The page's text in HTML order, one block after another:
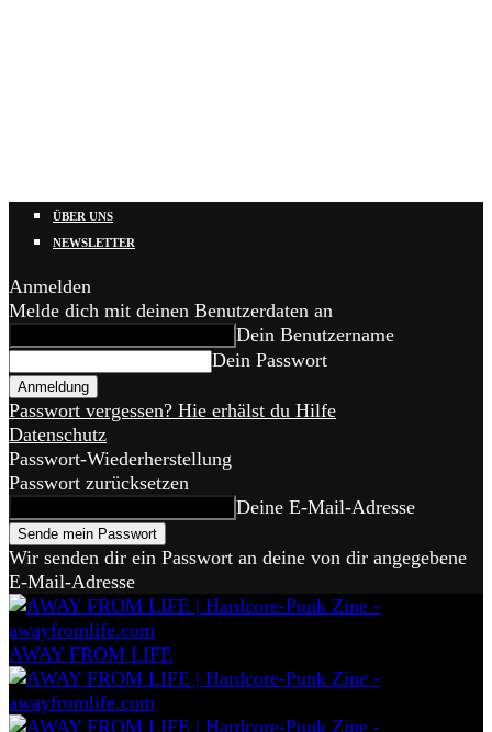
ÜBER UNS
NEWSLETTER
Anmelden
Melde dich mit deinen Benutzerdaten an
Dein Benutzername
Dein Passwort
Passwort vergessen? Hie erhälst du Hilfe
Datenschutz
Passwort-Wiederherstellung
Passwort zurücksetzen
Deine E-Mail-Adresse
Wir senden dir ein Passwort an deine von dir angegebene
E-Mail-Adresse
AWAY FROM LIFE